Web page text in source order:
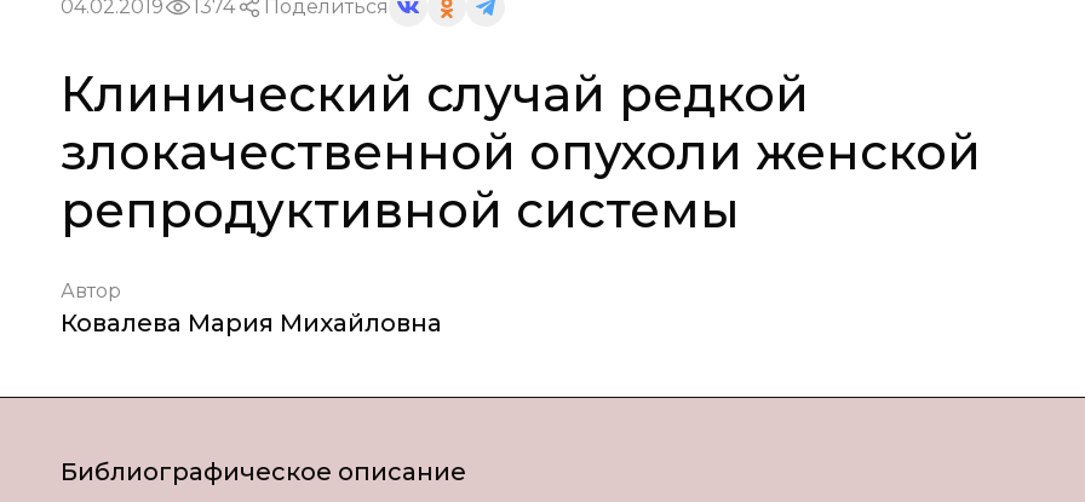
04.02.2019 1374 Поделиться
Клинический случай редкой
злокачественной опухоли женской
репродуктивной системы
Автор
Ковалева Мария Михайловна
Библиографическое описание